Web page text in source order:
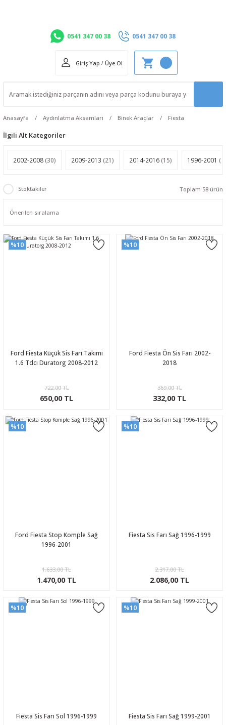
0541 347 00 38 0541 347 00 38
Giriş Yap / Üye Ol
Anasayfa Aydınlatma Aksamları Binek Araçlar Fiesta
İlgili Alt Kategoriler
2002-2008 (30) 2009-2013 (21) 2014-2016 (15) 1996-2001
Stoktakiler Toplam 58 ürün
%10
Ford Fiesta Küçük Sis Farı Takımı
1.6 Tdcı Duratorg 2008-2012
722,00 TL
650,00 TL
%10
Ford Fiesta Ön Sis Farı 2002-
2018
369,00 TL
332,00 TL
%10
Ford Fiesta Stop Komple Sağ
1996-2001
1.633,00 TL
1.470,00 TL
%10
Fiesta Sis Farı Sağ 1996-1999
2.317,00 TL
2.086,00 TL
%10
Fiesta Sis Farı Sol 1996-1999
%10
Fiesta Sis Farı Sağ 1999-2001